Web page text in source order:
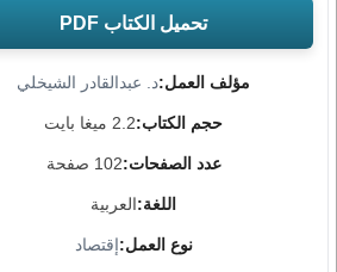
مؤلف العمل:د. عبدالقادر الشيخلي
حجم الكتاب:2.2 ميغا بايت
عدد الصفحات:102 صفحة
اللغة:العربية
نوع العمل:إقتصاد
تحميل الكتاب PDF